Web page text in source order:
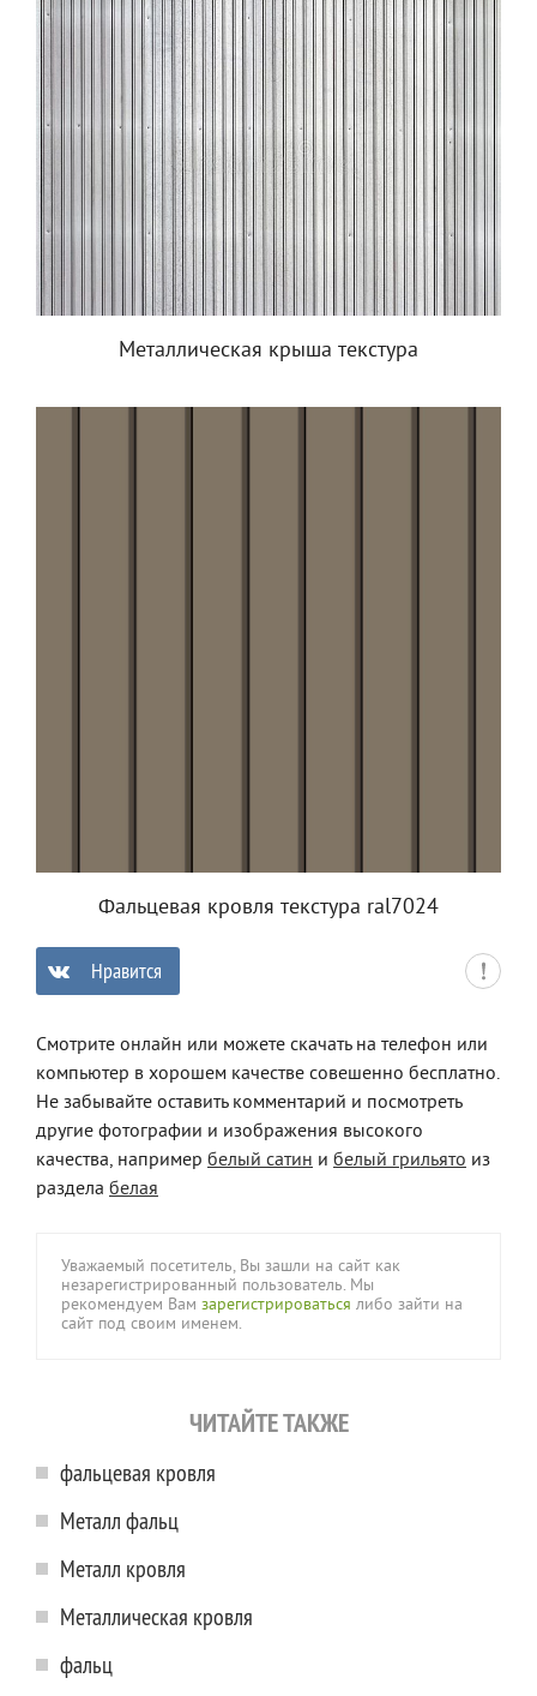
Металлическая крыша текстура
Фальцевая кровля текстура ral7024
Нравится
Смотрите онлайн или можете скачать на телефон или
компьютер в хорошем качестве совешенно бесплатно.
Не забывайте оставить комментарий и посмотреть
другие фотографии и изображения высокого
качества, например белый сатин и белый грильято из
раздела белая
Уважаемый посетитель, Вы зашли на сайт как
незарегистрированный пользователь. Мы
рекомендуем Вам зарегистрироваться либо зайти на
сайт под своим именем.
ЧИТАЙТЕ ТАКЖЕ
фальцевая кровля
Металл фальц
Металл кровля
Металлическая кровля
фальц